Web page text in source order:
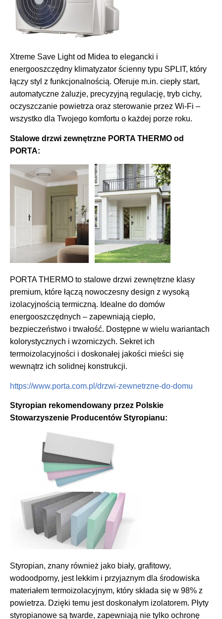
Xtreme Save Light od Midea to elegancki i
energooszczędny klimatyzator ścienny typu SPLIT, który
łączy styl z funkcjonalnością. Oferuje m.in. ciepły start,
automatyczne żaluzje, precyzyjną regulację, tryb cichy,
oczyszczanie powietrza oraz sterowanie przez Wi-Fi –
wszystko dla Twojego komfortu o każdej porze roku.
Stalowe drzwi zewnętrzne PORTA THERMO od
PORTA:
PORTA THERMO to stalowe drzwi zewnętrzne klasy
premium, które łączą nowoczesny design z wysoką
izolacyjnością termiczną. Idealne do domów
energooszczędnych – zapewniają ciepło,
bezpieczeństwo i trwałość. Dostępne w wielu wariantach
kolorystycznych i wzorniczych. Sekret ich
termoizolacyjności i doskonałej jakości mieści się
wewnątrz ich solidnej konstrukcji.
https://www.porta.com.pl/drzwi-zewnetrzne-do-domu
Styropian rekomendowany przez Polskie
Stowarzyszenie Producentów Styropianu:
Styropian, znany również jako biały, grafitowy,
wodoodporny, jest lekkim i przyjaznym dla środowiska
materiałem termoizolacyjnym, który składa się w 98% z
powietrza. Dzięki temu jest doskonałym izolatorem. Płyty
styropianowe są twarde, zapewniają nie tylko ochronę